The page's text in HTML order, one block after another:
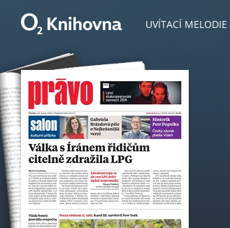
UVÍTACÍ MELODIE